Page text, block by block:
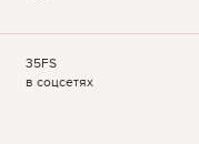
35FS
в соцсетях